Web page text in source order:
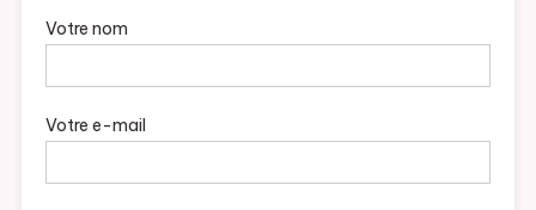
Votre nom
Votre e-mail